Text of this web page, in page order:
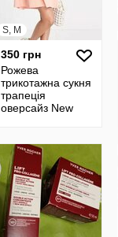
S, M
350 грн
Рожева
трикотажна сукня
трапеція
оверсайз New